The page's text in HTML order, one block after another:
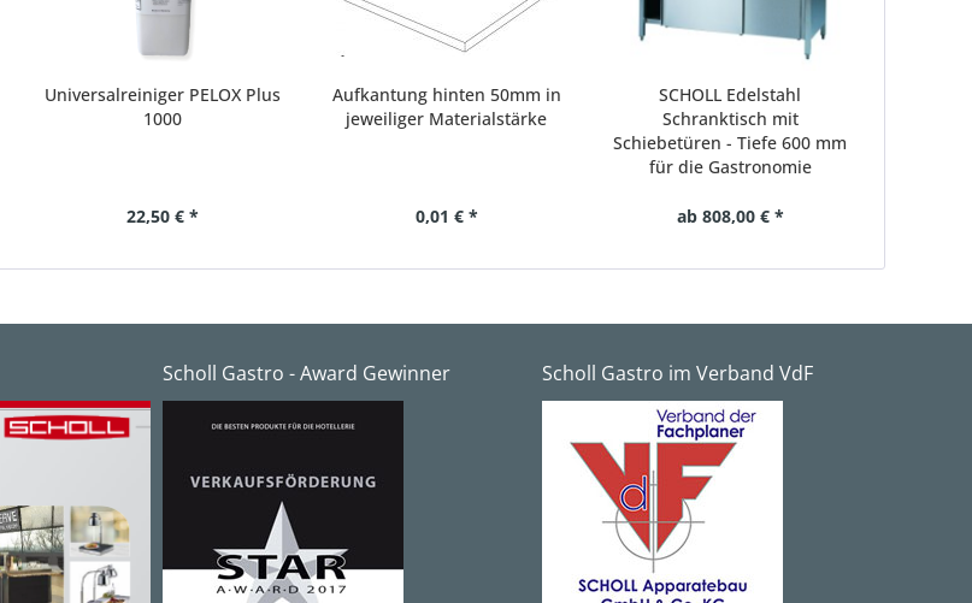
Universalreiniger PELOX Plus
1000
22,50 € *
Aufkantung hinten 50mm in
jeweiliger Materialstärke
0,01 € *
SCHOLL Edelstahl
Schranktisch mit
Schiebetüren - Tiefe 600 mm
für die Gastronomie
ab 808,00 € *
Scholl Gastro - Award Gewinner Scholl Gastro im Verband VdF